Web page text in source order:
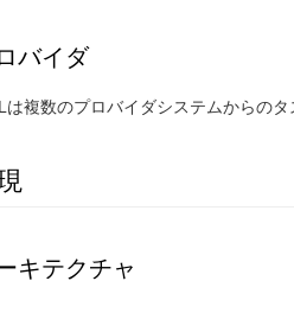
バイダ
は複数のプロバイダシステムからの
キテクチャ